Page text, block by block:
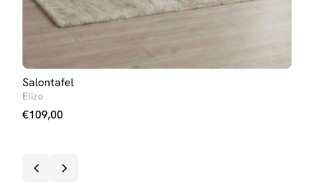
Salontafel
Elize
€109,00